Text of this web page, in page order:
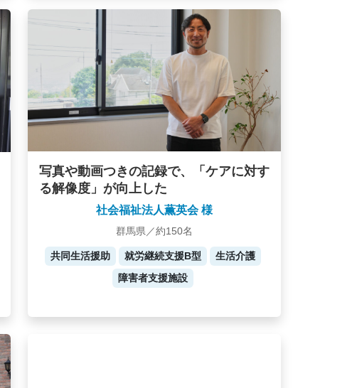
写真や動画つきの記録で、「ケアに対す
る解像度」が向上した
社会福祉法人薫英会 様
群馬県／約150名
共同生活援助 就労継続支援B型
生活介護
障害者支援施設